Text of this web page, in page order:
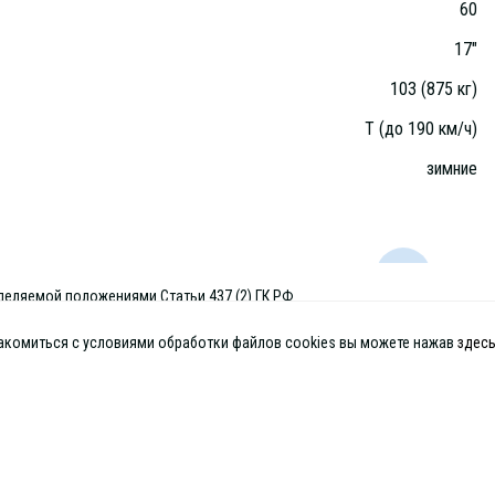
60
17"
103 (875 кг)
T (до 190 км/ч)
зимние
положениями Статьи 437 (2) ГК РФ
с условиями обработки файлов cookies вы можете нажав здесь